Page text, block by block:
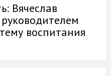
Вячеслав
воспитания